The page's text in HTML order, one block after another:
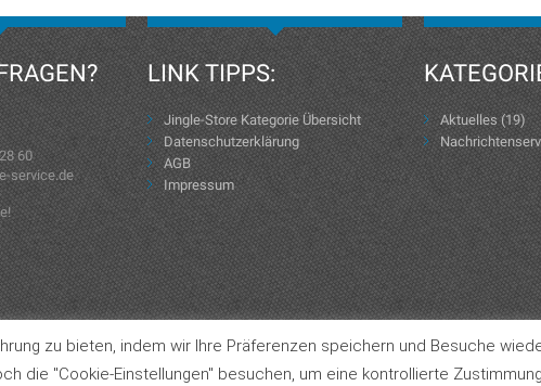
60
service.de
LINK TIPPS:
Jingle-Store Kategorie Übersicht
Datenschutzerklärung
AGB
Impressum
Aktuelles (19)
Jingle-Store Kategorie Übersicht
zu bieten, indem wir Ihre Präferenzen speichern und Besuche
die "Cookie-Einstellungen" besuchen, um eine kontrollierte